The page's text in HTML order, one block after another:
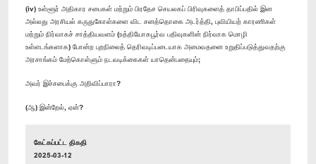
(iv) உள்ளூர் அதிகார சபைகள் மற்றும் பிரதேச செயலகப் பிரிவுகளைத் தாபிப்பதில் இன
அல்லது அரசியல் கருதுகோள்களை விட சனத்தொகை அடர்த்தி, புவியியற் காரணிகள்
மற்றும் நிர்வாகச் சாத்தியவளம் (உத்தியோகபூர்வ பதிவுகளின் நிர்வாக மொழி
உள்ளடங்களாக) போன்ற புறநிலைத் தெரிவடிப்படையாக அமைவதனை உறுதிப்படுத்துவதற்கு
அரசாங்கம் மேற்கொள்ளும் நடவடிக்கைகள் யாதென்பதையும்;
அவர் இச்சபைக்கு அறிவிப்பாரா?
(ஆ) இன்றேல், ஏன்?
கேட்கப்பட்ட திகதி
2025-03-12